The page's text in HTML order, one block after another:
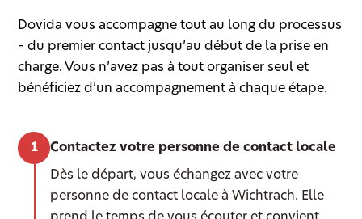
Dovida vous accompagne tout au long du processus
– du premier contact jusqu’au début de la prise en
charge. Vous n’avez pas à tout organiser seul et
bénéficiez d’un accompagnement à chaque étape.
Contactez votre personne de contact locale
Dès le départ, vous échangez avec votre
personne de contact locale à Wichtrach. Elle